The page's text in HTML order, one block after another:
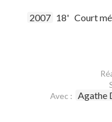
2007 18' Court
Avec : Agathe